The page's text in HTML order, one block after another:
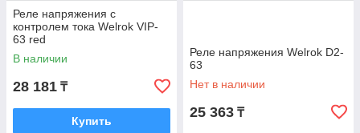
Реле напряжения с
контролем тока Welrok VIP-
63 red
В наличии
28 181 ₸
Купить
Реле напряжения Welrok D2-
63
Нет в наличии
25 363 ₸